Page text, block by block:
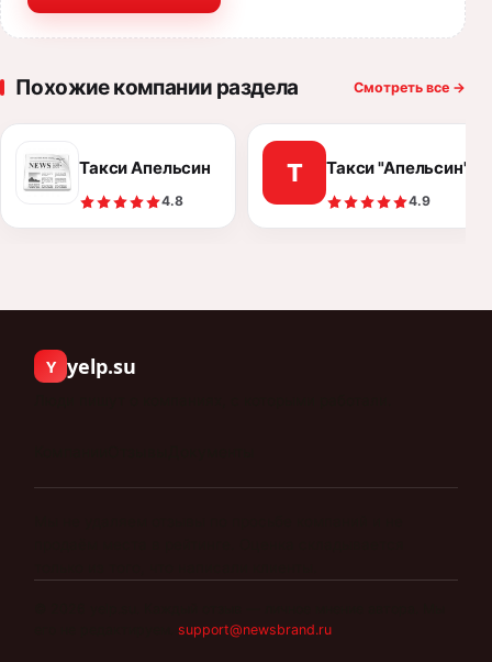
Похожие компании раздела Смотреть все →
Такси Апельсин
4.8
Т Такси "Апельсин"
4.9
Y yelp.su
support@newsbrand.ru